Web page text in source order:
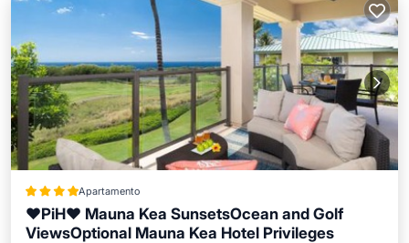
Apartamento
❤PiH❤ Mauna Kea SunsetsOcean and Golf
ViewsOptional Mauna Kea Hotel Privileges